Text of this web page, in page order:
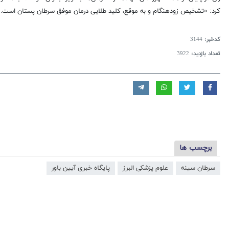
کرد: «تشخیص زودهنگام و به موقع، کلید طلایی درمان موفق سرطان پستان
کدخبر: 3144
تعداد بازدید: 3922
برچسب ها
سرطان سینه علوم پزشکی البرز پایگاه خبری آیین باور